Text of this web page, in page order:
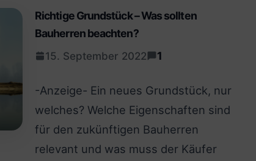
Richtige Grundstück – Was sollten
Bauherren beachten?
15. September 2022 1
-Anzeige- Ein neues Grundstück, nur
welches? Welche Eigenschaften sind
für den zukünftigen Bauherren
relevant und was muss der Käufer